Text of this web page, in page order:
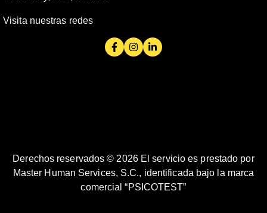
Visita nuestras redes
Derechos reservados © 2026 El servicio es prestado por
Master Human Services, S.C., identificada bajo la marca
comercial “PSICOTEST”